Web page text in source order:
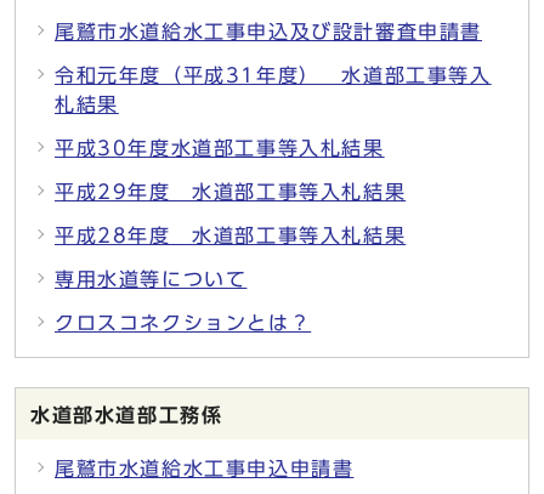
尾鷲市水道給水工事申込及び設計審査申請書
令和元年度（平成31年度） 水道部工事等入
札結果
平成30年度水道部工事等入札結果
平成29年度 水道部工事等入札結果
平成28年度 水道部工事等入札結果
専用水道等について
クロスコネクションとは？
水道部水道部工務係
尾鷲市水道給水工事申込申請書